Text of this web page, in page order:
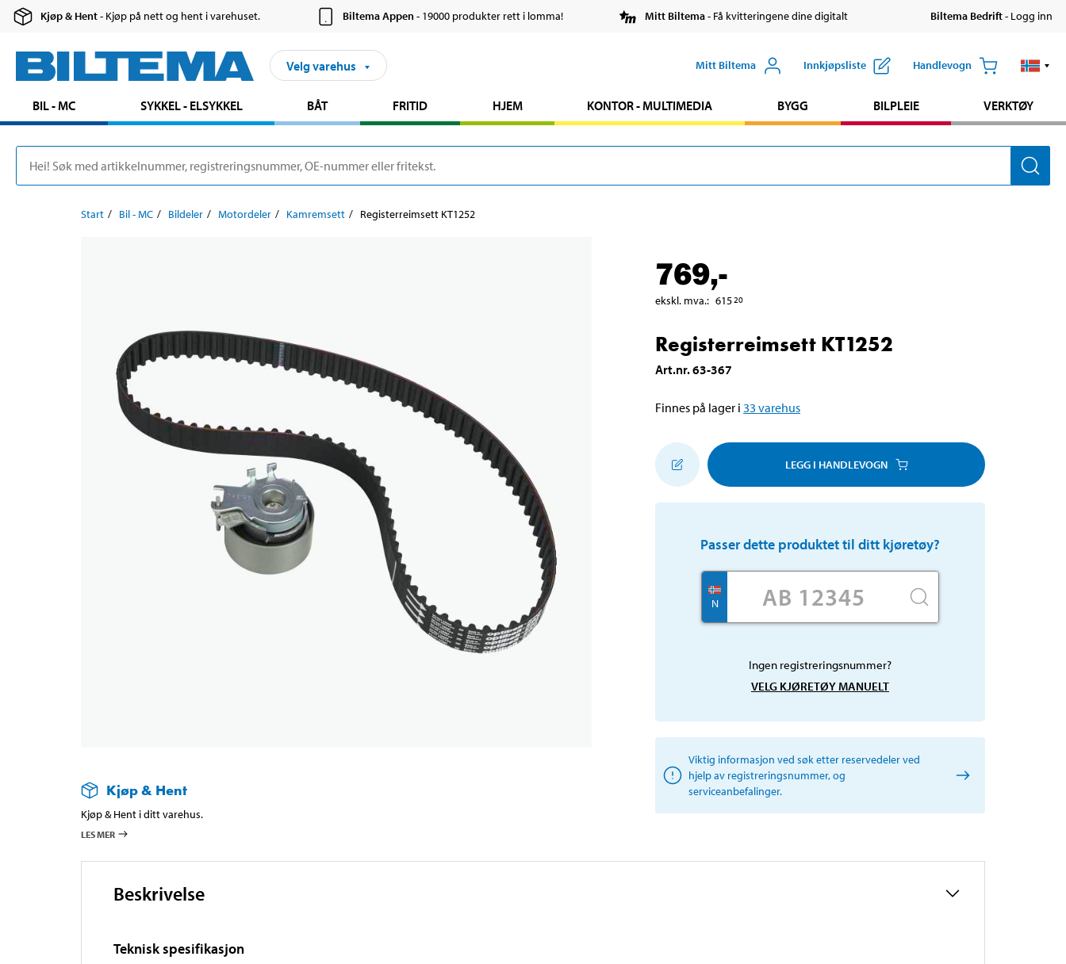
Kjøp & Hent- Kjøp på nett og hent i varehuset. Biltema Appen- 19000 produkter rett i lomma! Mitt Biltema- Få kvitteringene dine digitalt Biltema Bedrift- Logg inn
Velg varehus Mitt Biltema Innkjøpsliste Handlevogn
BIL - MC SYKKEL - ELSYKKEL BÅT FRITID HJEM KONTOR - MULTIMEDIA BYGG BILPLEIE VERKTØY
Start Bil - MC Bildeler Motordeler Kamremsett Registerreimsett KT1252
Kjøp & Hent
Kjøp & Hent i ditt varehus.
LES MER
769,-
ekskl. mva.: 615 20
Registerreimsett KT1252
Art.nr.63-367
Finnes på lager i 33 varehus
LEGG I HANDLEVOGN
Passer dette produktet til ditt kjøretøy?
N
Ingen registreringsnummer?
VELG KJØRETØY MANUELT
Viktig informasjon ved søk etter reservedeler ved
hjelp av registreringsnummer, og
serviceanbefalinger.
Beskrivelse
Teknisk spesifikasjon